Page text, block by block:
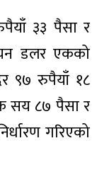
३३ पैसा र
डलर एकको
९७ रुपैयाँ १८
सय ८७ पैसा र
गरिएको